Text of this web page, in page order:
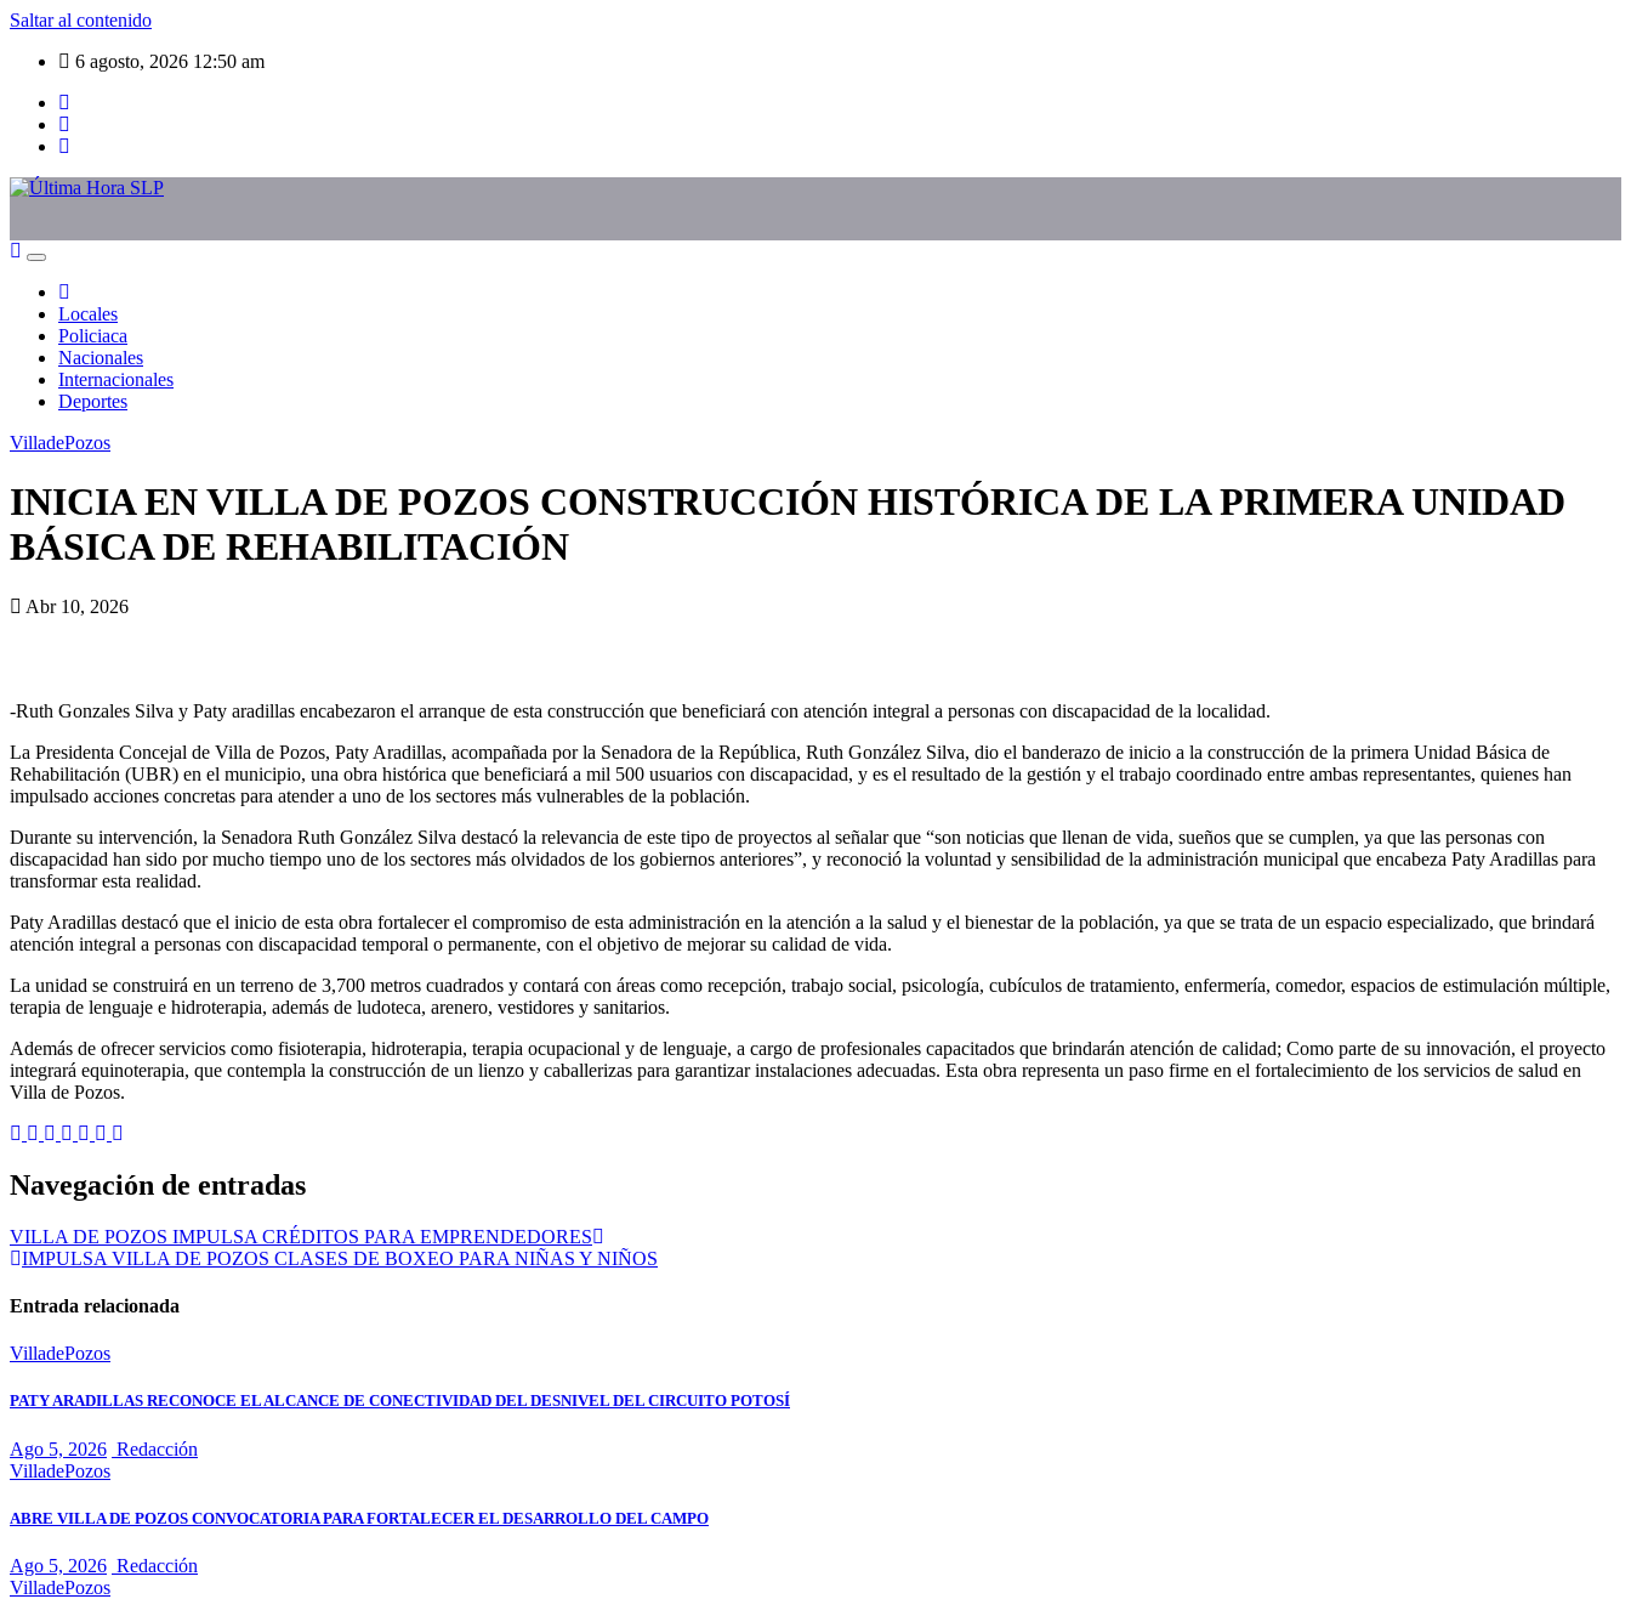
Saltar al contenido
6 agosto, 2026 12:50 am
Locales
Policiaca
Nacionales
Internacionales
Deportes
VilladePozos
INICIA EN VILLA DE POZOS CONSTRUCCIÓN HISTÓRICA DE LA PRIMERA UNIDAD
BÁSICA DE REHABILITACIÓN
Abr 10, 2026
-Ruth Gonzales Silva y Paty aradillas encabezaron el arranque de esta construcción que beneficiará con atención integral a personas con discapacidad de la localidad.
La Presidenta Concejal de Villa de Pozos, Paty Aradillas, acompañada por la Senadora de la República, Ruth González Silva, dio el banderazo de inicio a la construcción de la primera Unidad Básica de
Rehabilitación (UBR) en el municipio, una obra histórica que beneficiará a mil 500 usuarios con discapacidad, y es el resultado de la gestión y el trabajo coordinado entre ambas representantes, quienes han
impulsado acciones concretas para atender a uno de los sectores más vulnerables de la población.
Durante su intervención, la Senadora Ruth González Silva destacó la relevancia de este tipo de proyectos al señalar que “son noticias que llenan de vida, sueños que se cumplen, ya que las personas con
discapacidad han sido por mucho tiempo uno de los sectores más olvidados de los gobiernos anteriores”, y reconoció la voluntad y sensibilidad de la administración municipal que encabeza Paty Aradillas para
transformar esta realidad.
Paty Aradillas destacó que el inicio de esta obra fortalecer el compromiso de esta administración en la atención a la salud y el bienestar de la población, ya que se trata de un espacio especializado, que brindará
atención integral a personas con discapacidad temporal o permanente, con el objetivo de mejorar su calidad de vida.
La unidad se construirá en un terreno de 3,700 metros cuadrados y contará con áreas como recepción, trabajo social, psicología, cubículos de tratamiento, enfermería, comedor, espacios de estimulación múltiple,
terapia de lenguaje e hidroterapia, además de ludoteca, arenero, vestidores y sanitarios.
Además de ofrecer servicios como fisioterapia, hidroterapia, terapia ocupacional y de lenguaje, a cargo de profesionales capacitados que brindarán atención de calidad; Como parte de su innovación, el proyecto
integrará equinoterapia, que contempla la construcción de un lienzo y caballerizas para garantizar instalaciones adecuadas. Esta obra representa un paso firme en el fortalecimiento de los servicios de salud en
Villa de Pozos.
Navegación de entradas
VILLA DE POZOS IMPULSA CRÉDITOS PARA EMPRENDEDORES
IMPULSA VILLA DE POZOS CLASES DE BOXEO PARA NIÑAS Y NIÑOS
Entrada relacionada
VilladePozos
PATY ARADILLAS RECONOCE EL ALCANCE DE CONECTIVIDAD DEL DESNIVEL DEL CIRCUITO POTOSÍ
Ago 5, 2026 Redacción
VilladePozos
ABRE VILLA DE POZOS CONVOCATORIA PARA FORTALECER EL DESARROLLO DEL CAMPO
Ago 5, 2026 Redacción
VilladePozos